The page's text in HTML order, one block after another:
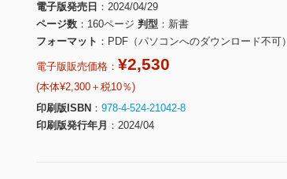
電子版発売日
2024/04/29
ページ数
160ページ 判型
新書
フォーマット
PDF（パソコンへのダウンロード不可）
電子版販売価格： ¥2,530
(本体¥2,300＋税10％)
印刷版ISBN
978-4-524-21042-8
印刷版発行年月
2024/04